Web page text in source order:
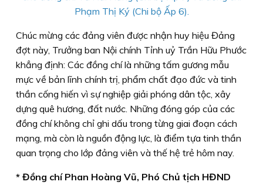
Phạm Thị Ký (Chi bộ Ấp 6).
Chúc mừng các đảng viên được nhận huy hiệu Đảng
đợt này, Trưởng ban Nội chính Tỉnh uỷ Trần Hữu Phước
khẳng định: Các đồng chí là những tấm gương mẫu
mực về bản lĩnh chính trị, phẩm chất đạo đức và tinh
thần cống hiến vì sự nghiệp giải phóng dân tộc, xây
dựng quê hương, đất nước. Những đóng góp của các
đồng chí không chỉ ghi dấu trong từng giai đoạn cách
mạng, mà còn là nguồn động lực, là điểm tựa tinh thần
quan trọng cho lớp đảng viên và thế hệ trẻ hôm nay.
* Đồng chí Phan Hoàng Vũ, Phó Chủ tịch HĐND